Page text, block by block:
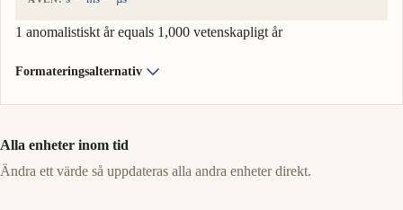
1 anomalistiskt år equals 1,000 vetenskapligt år
Formateringsalternativ
Alla enheter inom tid
Ändra ett värde så uppdateras alla andra enheter direkt.